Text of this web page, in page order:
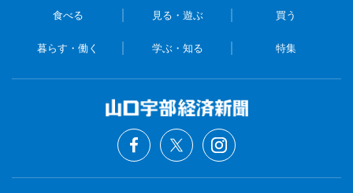
食べる 見る・遊ぶ 買う
暮らす・働く 学ぶ・知る 特集